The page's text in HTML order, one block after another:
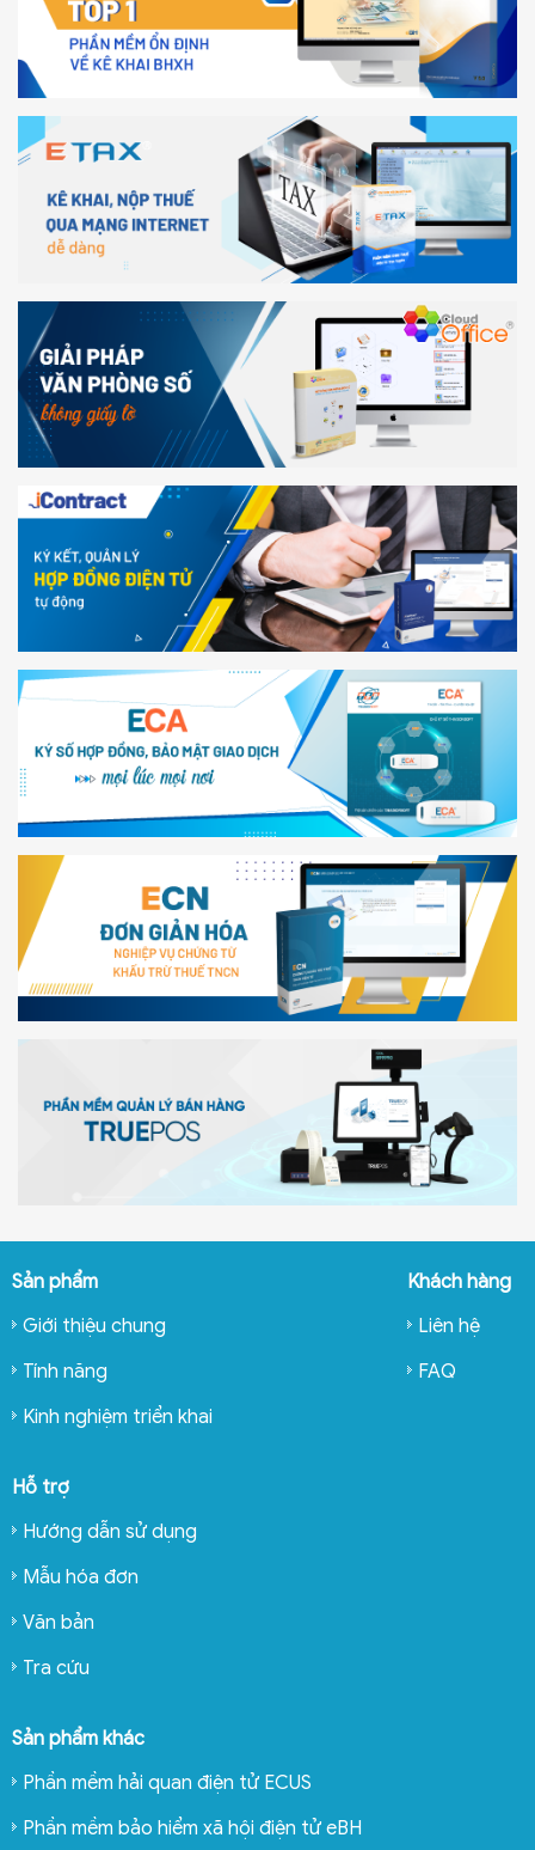
Sản phẩm
Giới thiệu chung
Tính năng
Kinh nghiệm triển khai
Khách hàng
Liên hệ
FAQ
Hỗ trợ
Hướng dẫn sử dụng
Mẫu hóa đơn
Văn bản
Tra cứu
Sản phẩm khác
Phần mềm hải quan điện tử ECUS
Phần mềm bảo hiểm xã hội điện tử eBH